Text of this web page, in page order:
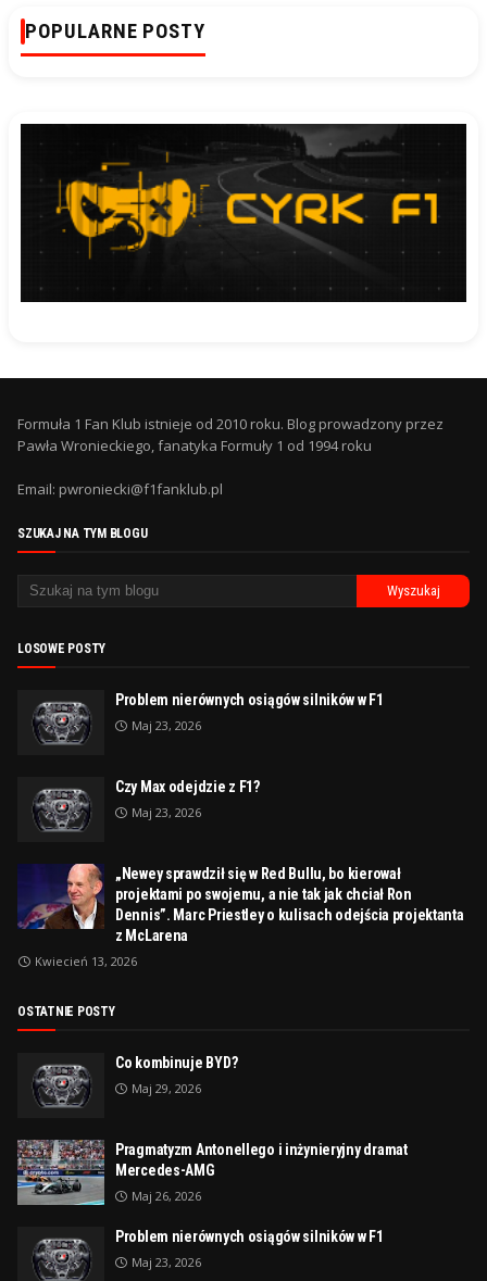
POPULARNE POSTY
Formuła 1 Fan Klub istnieje od 2010 roku. Blog prowadzony przez
Pawła Wronieckiego, fanatyka Formuły 1 od 1994 roku
Email: pwroniecki@f1fanklub.pl
SZUKAJ NA TYM BLOGU
LOSOWE POSTY
Problem nierównych osiągów silników w F1
Maj 23, 2026
Czy Max odejdzie z F1?
Maj 23, 2026
„Newey sprawdził się w Red Bullu, bo kierował
projektami po swojemu, a nie tak jak chciał Ron
Dennis”. Marc Priestley o kulisach odejścia projektanta
z McLarena
Kwiecień 13, 2026
OSTATNIE POSTY
Co kombinuje BYD?
Maj 29, 2026
Pragmatyzm Antonellego i inżynieryjny dramat
Mercedes-AMG
Maj 26, 2026
Problem nierównych osiągów silników w F1
Maj 23, 2026